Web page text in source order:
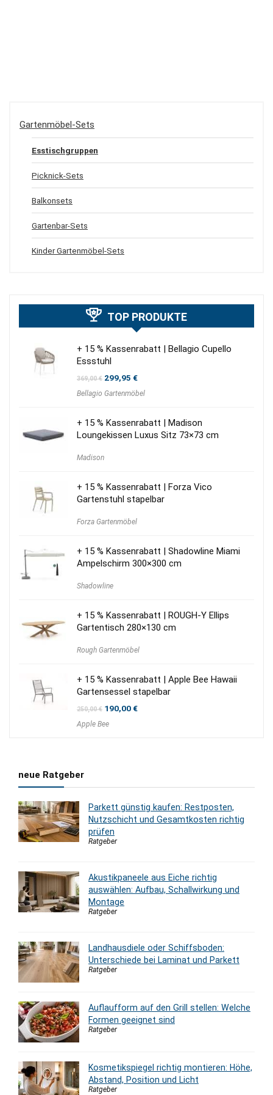
Gartenmöbel-Sets
Esstischgruppen
Picknick-Sets
Balkonsets
Gartenbar-Sets
Kinder Gartenmöbel-Sets
TOP PRODUKTE
+ 15 % Kassenrabatt | Bellagio Cupello
Essstuhl
369,00€ Ursprünglicher
war:
299,95 €Aktueller
ist:
Bellagio Gartenmöbel
+ 15 % Kassenrabatt | Madison
Loungekissen Luxus Sitz 73×73 cm
Madison
+ 15 % Kassenrabatt | Forza Vico
Gartenstuhl stapelbar
Forza Gartenmöbel
+ 15 % Kassenrabatt | Shadowline Miami
Ampelschirm 300×300 cm
Shadowline
+ 15 % Kassenrabatt | ROUGH-Y Ellips
Gartentisch 280×130 cm
Rough Gartenmöbel
+ 15 % Kassenrabatt | Apple Bee Hawaii
Gartensessel stapelbar
250,00€ Ursprünglicher
war:
190,00€Aktueller
Apple Bee
neue Ratgeber
Parkett günstig kaufen: Restposten,
Nutzschicht und Gesamtkosten richtig
prüfen
Ratgeber
Akustikpaneele aus Eiche richtig
auswählen: Aufbau, Schallwirkung und
Montage
Ratgeber
Landhausdiele oder Schiffsboden:
Unterschiede bei Laminat und Parkett
Ratgeber
Auflaufform auf den Grill stellen: Welche
Formen geeignet sind
Ratgeber
Kosmetikspiegel richtig montieren: Höhe,
Abstand, Position und Licht
Ratgeber